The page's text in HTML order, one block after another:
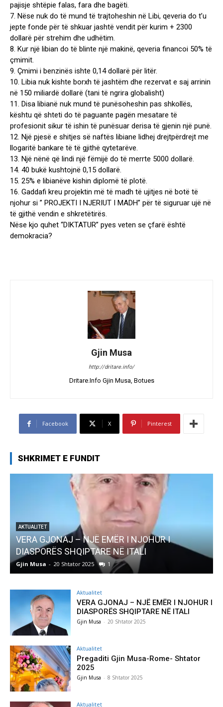
pajisje shtëpie falas, fara dhe bagëti.
7. Nëse nuk do të mund të trajtoheshin në Libi, qeveria do t’u
jepte fonde për të shkuar jashtë vendit për kurim + 2300
dollarë për strehim dhe udhëtim.
8. Kur një libian do të blinte një makinë, qeveria financoi 50% të
çmimit.
9. Çmimi i benzinës ishte 0,14 dollarë për litër.
10. Libia nuk kishte borxh të jashtëm dhe rezervat e saj arrinin
në 150 miliardë dollarë (tani të ngrira globalisht)
11. Disa libianë nuk mund të punësoheshin pas shkollës,
kështu që shteti do të paguante pagën mesatare të
profesionit sikur të ishin të punësuar derisa të gjenin një punë.
12. Një pjesë e shitjes së naftës libiane lidhej drejtpërdrejt me
llogaritë bankare të të gjithë qytetarëve.
13. Një nënë që lindi një fëmijë do të merrte 5000 dollarë.
14. 40 bukë kushtojnë 0,15 dollarë.
15. 25% e libianëve kishin diplomë të plotë.
16. Gaddafi kreu projektin më të madh të ujitjes në botë të
njohur si ” PROJEKTI I NJERIUT I MADH” për të siguruar ujë në
të gjithë vendin e shkretëtirës.
Nëse kjo quhet “DIKTATUR” pyes veten se çfarë është
demokracia?
Gjin Musa
http://dritare.info/
Dritare.Info Gjin Musa, Botues
Facebook X Pinterest
SHKRIMET E FUNDIT
I NJOHUR I
NË ITALI
AKTUALITET
Pregaditi Gjin Musa-
Gjin Musa
Aktualitet
VERA GJONAJ – NJË EMËR I NJOHUR I
DIASPORËS SHQIPTARE NË ITALI
Gjin Musa - 20 Shtator 2025
Aktualitet
Pregaditi Gjin Musa-Rome- Shtator
2025
Gjin Musa - 8 Shtator 2025
Aktualitet